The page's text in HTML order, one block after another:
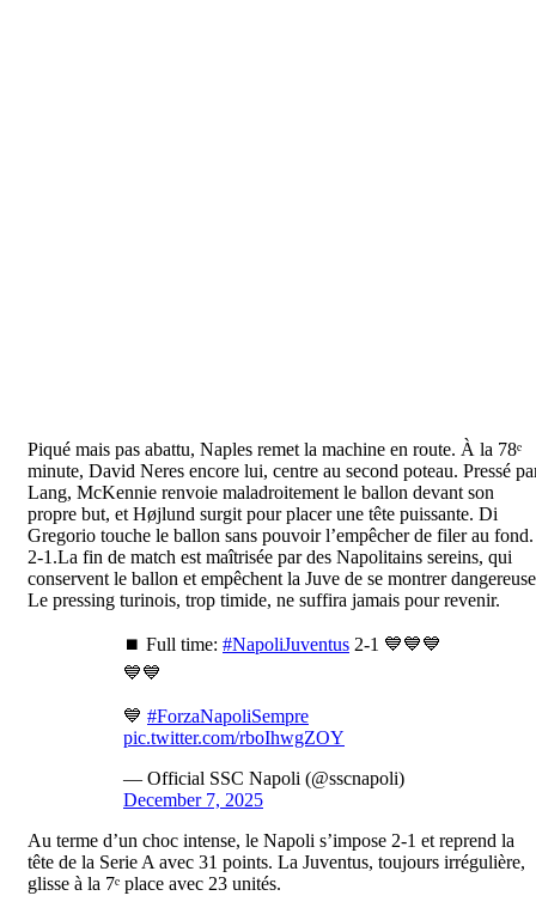
Piqué mais pas abattu, Naples remet la machine en route. À la 78ᵉ
minute, David Neres encore lui, centre au second poteau. Pressé
Lang, McKennie renvoie maladroitement le ballon devant son
propre but, et Højlund surgit pour placer une tête puissante. Di
Gregorio touche le ballon sans pouvoir l’empêcher de filer au fond.
2-1.La fin de match est maîtrisée par des Napolitains sereins, qui
conservent le ballon et empêchent la Juve de se montrer
Le pressing turinois, trop timide, ne suffira jamais pour revenir.
⏹️ Full time: #NapoliJuventus 2-1 💙💙💙
💙💙
💙 #ForzaNapoliSempre
pic.twitter.com/rboIhwgZOY
— Official SSC Napoli (@sscnapoli)
December 7, 2025
Au terme d’un choc intense, le Napoli s’impose 2-1 et reprend la
tête de la Serie A avec 31 points. La Juventus, toujours irrégulière,
glisse à la 7ᵉ place avec 23 unités.